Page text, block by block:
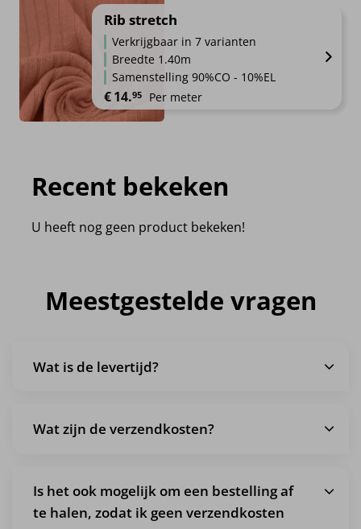
Rib stretch
Verkrijgbaar in 7 varianten
Breedte 1.40m
Samenstelling 90%CO - 10%EL
€14.95 Per meter
Recent bekeken
U heeft nog geen product bekeken!
Meestgestelde vragen
Wat is de levertijd?
Wat zijn de verzendkosten?
Is het ook mogelijk om een bestelling af
te halen, zodat ik geen verzendkosten